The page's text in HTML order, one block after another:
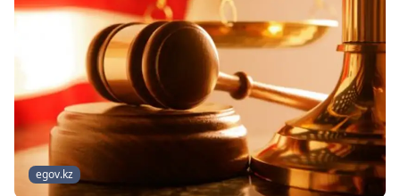
egov.kz